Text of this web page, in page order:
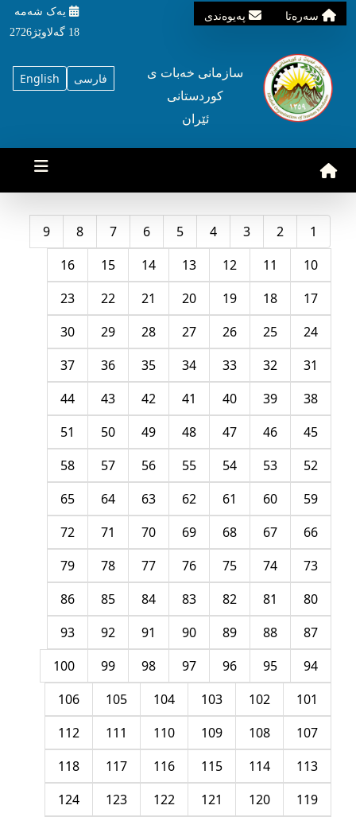
سه‌ره‌تا په‌یوه‌ندی
یه‌ک شه‌مه‌
18 گه‌لاوێژ2726
English فارسی
سازمانی خه‌بات ی
کوردستانی
ئێران
1
2
3
4
5
6
7
8
9
10
11
12
13
14
15
16
17
18
19
20
21
22
23
24
25
26
27
28
29
30
31
32
33
34
35
36
37
38
39
40
41
42
43
44
45
46
47
48
49
50
51
52
53
54
55
56
57
58
59
60
61
62
63
64
65
66
67
68
69
70
71
72
73
74
75
76
77
78
79
80
81
82
83
84
85
86
87
88
89
90
91
92
93
94
95
96
97
98
99
100
101
102
103
104
105
106
107
108
109
110
111
112
113
114
115
116
117
118
119
120
121
122
123
124